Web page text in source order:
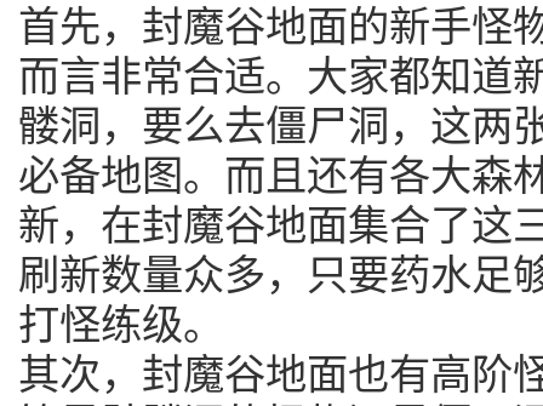
首先，封魔谷地面的新手怪
而言非常合适。大家都知道
髅洞，要么去僵尸洞，这两
必备地图。而且还有各大森
新，在封魔谷地面集合了这
刷新数量众多，只要药水足
打怪练级。
其次，封魔谷地面也有高阶